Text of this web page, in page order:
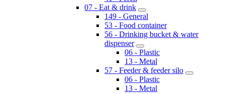
07 - Eat & drink
149 - General
53 - Food container
56 - Drinking bucket & water
dispenser
06 - Plastic
13 - Metal
57 - Feeder & feeder silo
06 - Plastic
13 - Metal